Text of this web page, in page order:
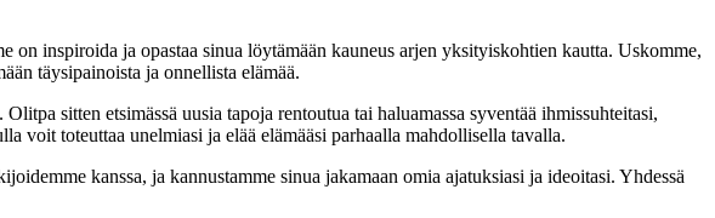
inspiroida ja opastaa sinua löytämään kauneus arjen yksityiskohtien kautta. Uskomme,
täysipainoista ja onnellista elämää.
sitten etsimässä uusia tapoja rentoutua tai haluamassa syventää ihmissuhteitasi,
voit toteuttaa unelmiasi ja elää elämääsi parhaalla mahdollisella tavalla.
kanssa, ja kannustamme sinua jakamaan omia ajatuksiasi ja ideoitasi. Yhdessä